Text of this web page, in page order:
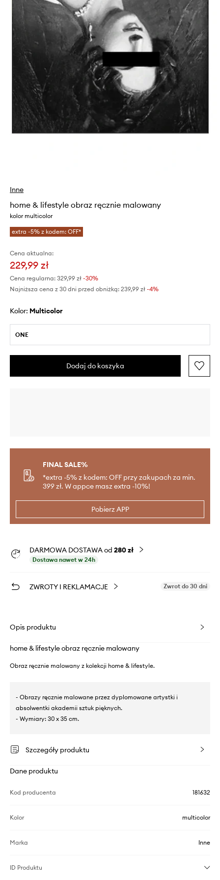
Inne
home & lifestyle obraz ręcznie malowany
kolor multicolor
extra -5% z kodem: OFF*
Cena aktualna:
229,99 zł
Cena regularna: 329,99 zł -30%
Najniższa cena z 30 dni przed obniżką: 239,99 zł -4%
Kolor: multicolor
ONE
Dodaj do koszyka
FINAL SALE%
*extra -5% z kodem: OFF przy zakupach za min.
399 zł. W appce masz extra -10%!
Pobierz APP
DARMOWA DOSTAWA od 280 zł
Dostawa nawet w 24h
ZWROTY I REKLAMACJE Zwrot do 30 dni
Opis produktu
home & lifestyle obraz ręcznie malowany
Obraz ręcznie malowany z kolekcji home & lifestyle.
- Obrazy ręcznie malowane przez dyplomowane artystki i
absolwentki akademii sztuk pięknych.
- Wymiary: 30 x 35 cm.
Szczegóły produktu
Dane produktu
Kod producenta 181632
Kolor multicolor
Marka Inne
ID Produktu